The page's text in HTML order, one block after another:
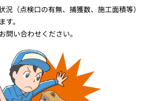
（点検口の有無、捕獲数、施工面積等）
す。
問い合わせください。